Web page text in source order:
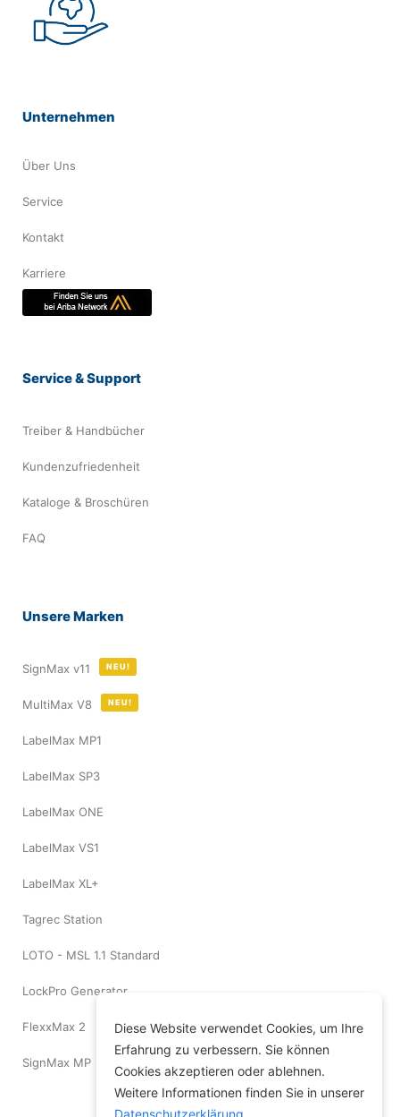
Unternehmen
Über Uns
Service
Kontakt
Karriere
Service & Support
Treiber & Handbücher
Kundenzufriedenheit
Kataloge & Broschüren
FAQ
Unsere Marken
SignMax v11 NEU!
MultiMax V8 NEU!
LabelMax MP1
LabelMax SP3
LabelMax ONE
LabelMax VS1
LabelMax XL+
Tagrec Station
LOTO - MSL 1.1 Standard
LockPro Generator
FlexxMax 2
SignMax MP
Diese Website verwendet Cookies, um Ihre
Erfahrung zu verbessern. Sie können
Cookies akzeptieren oder ablehnen.
Weitere Informationen finden Sie in unserer
Datenschutzerklärung